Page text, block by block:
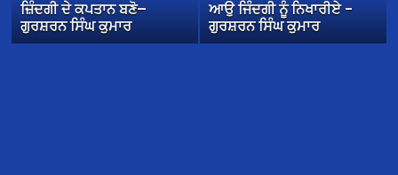
ਜ਼ਿੰਦਗੀ ਦੇ ਕਪਤਾਨ ਬਣੋ—
ਗੁਰਸ਼ਰਨ ਸਿੰਘ ਕੁਮਾਰ
ਆਉ ਜਿੰਦਗੀ ਨੂੰ ਨਿਖਾਰੀਏ –
ਗੁਰਸ਼ਰਨ ਸਿੰਘ ਕੁਮਾਰ